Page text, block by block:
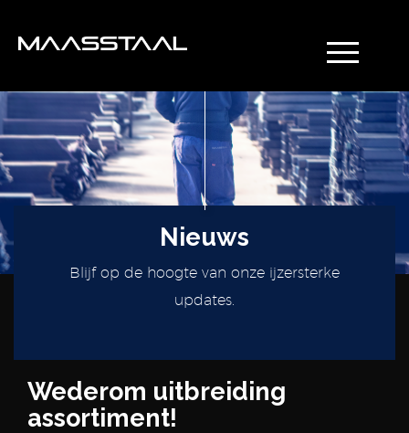
Nieuws
Blijf op de hoogte van onze ijzersterke
updates.
Wederom uitbreiding
assortiment!